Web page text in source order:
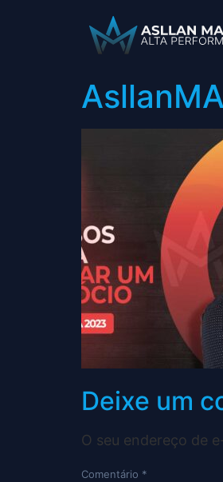
Deixe um
O seu endereço de
Comentário *